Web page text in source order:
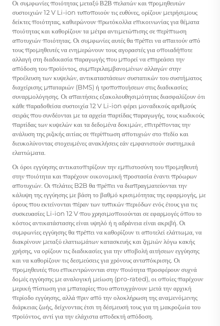
Οι συμφωνίες ποιότητας μεταξύ Β2Β πελατών και προμηθευτών
συστοιχιών 12 V Li-ion τυποποιούν τις ευθύνες, ορίζουν μετρήσιμους
δείκτες ποιότητας, καθιερώνουν πρωτόκολλα επικοινωνίας για θέματα
ποιότητας και καθορίζουν τα μέτρα αντιμετώπισης σε περίπτωση
αποτυχιών ποιότητας. Οι συμφωνίες αυτές θα πρέπει να απαιτούν από
τους προμηθευτές να ενημερώνουν τους αγοραστές για οποιαδήποτε
αλλαγή στη διαδικασία παραγωγής που μπορεί να επηρεάσει την
απόδοση του προϊόντος, συμπεριλαμβανομένων αλλαγών στην
προέλευση των κυψελών, αντικαταστάσεων συστατικών του συστήματος
διαχείρισης μπαταριών (BMS) ή τροποποιήσεων στις διαδικασίες
συναρμολόγησης. Οι απαιτήσεις εξακολουθησιμότητας διασφαλίζουν ότι
κάθε παραδοθείσα συστοιχία 12 V Li-ion φέρει μοναδικούς αριθμούς
σειράς που συνδέονται με τα αρχεία παρτίδας παραγωγής, τους κωδικούς
παρτίδας των κυψελών και τα δεδομένα δοκιμών, επιτρέποντας την
ανάλυση της ριζικής αιτίας σε περίπτωση αποτυχιών στο πεδίο και
διευκολύνοντας στοχευμένες ανακλήσεις εάν εμφανιστούν συστημικά
ελαττώματα.
Οι όροι εγγύησης αντικατοπτρίζουν την εμπιστοσύνη του προμηθευτή
στην ποιότητα και παρέχουν οικονομική προστασία έναντι πρόωρων
αποτυχιών. Οι πελάτες B2B θα πρέπει να διαπραγματεύονται την
κάλυψη της εγγύησης με βάση το βαθμό κρισιμότητας της εφαρμογής, με
όρους που εκτείνονται πέραν των τυπικών περιόδων ενός έτους για τις
συσκευασίες Li-ion 12 V που χρησιμοποιούνται σε εφαρμογές όπου το
κόστος αντικατάστασης είναι υψηλό ή η αδράνεια είναι ακριβή. Οι
συμφωνίες εγγύησης θα πρέπει να καθορίζουν τι αποτελεί ελάττωμα, να
διακρίνουν μεταξύ ελαττωμάτων κατασκευής και ζημιών λόγω κακής
χρήσης, να ορίζουν τις διαδικασίες για την υποβολή αιτήσεων εγγύησης
και να καθορίζουν τις δεσμεύσεις για χρόνους ανταπόκρισης. Οι
προμηθευτές που επικεντρώνονται στην ποιότητα προσφέρουν συχνά
δομές εγγύησης με αναλογική μείωση (pro-rated), οι οποίες παρέχουν
μερική πίστωση για μπαταρίες που αποτυγχάνουν μετά την αρχική
περίοδο εγγύησης, αλλά πριν από την ολοκλήρωση της αναμενόμενης
διάρκειας ζωής, δείχνοντας έτσι τη δέσμευσή τους για τη μακροζωία του
προϊόντος, αντί για την ελάχιστα αποδεκτή απόδοση.